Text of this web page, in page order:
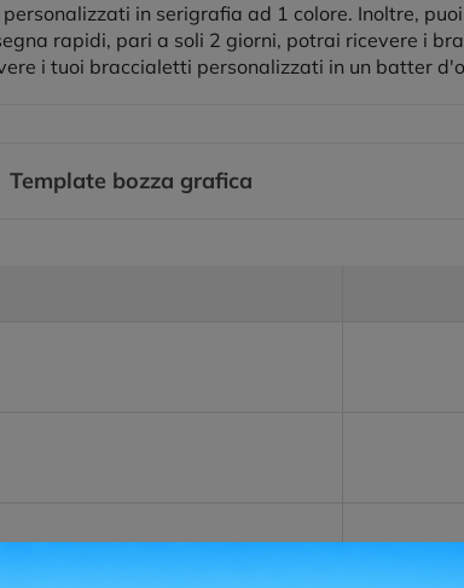
in serigrafia ad 1 colore. Inoltre,
rapidi, pari a soli 2 giorni, potrai ricevere i
i tuoi braccialetti personalizzati in un batter
Template bozza grafica